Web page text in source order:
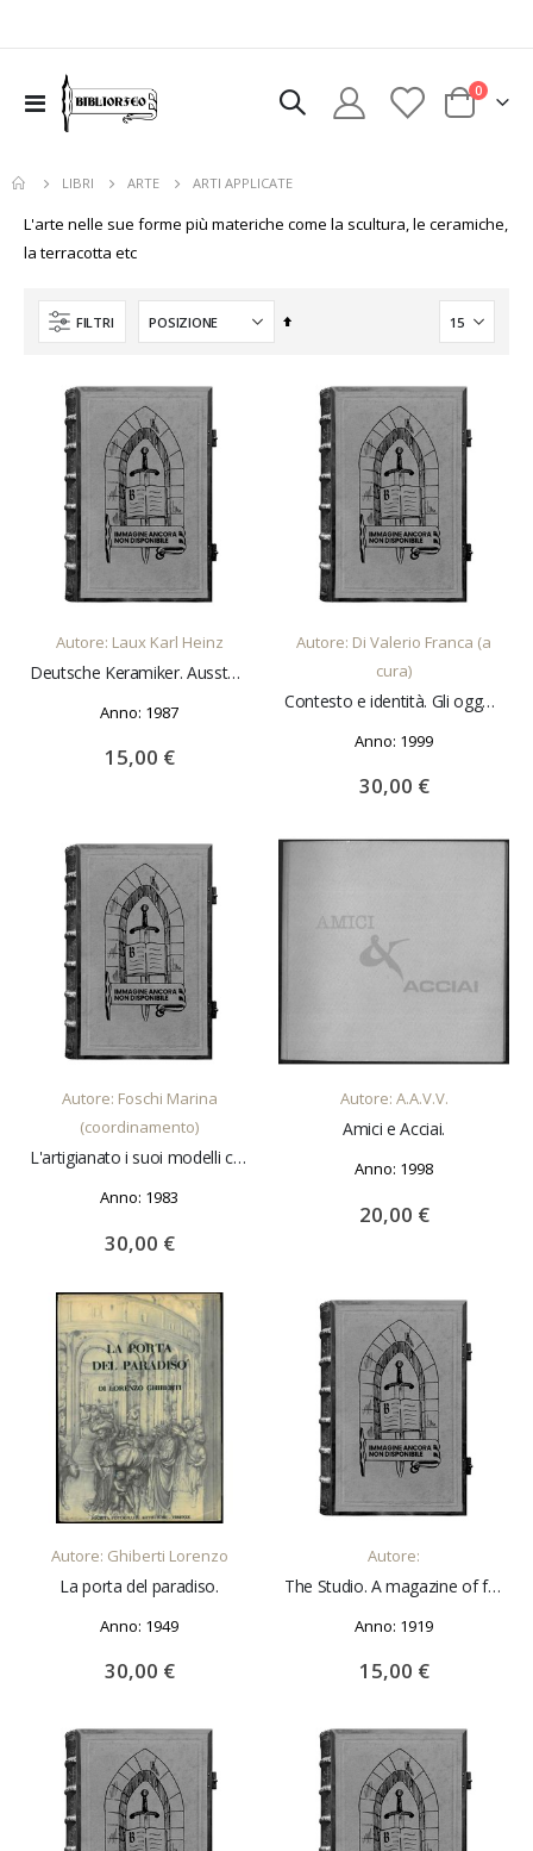
Toggle
Nav
Cart
0elementi
LIBRI ARTE ARTI APPLICATE
L'arte nelle sue forme più materiche come la scultura, le ceramiche,
la terracotta etc
FILTRI
Imposta
decrescente
AGGIUNGI AL CARRELLO
Autore: Laux Karl Heinz
Deutsche Keramiker. Ausstellung der Nationen. Ceramisti tedeschi. Mostra delle Nazioni. Faenza 1987
Anno: 1987
15,00 €
AGGIUNGI AL CARRELLO
Autore: Di Valerio Franca (a
cura)
Contesto e identità. Gli oggetti fuori e dentro i musei. Introduzione di Ezio Raimondi
Anno: 1999
30,00 €
AGGIUNGI AL CARRELLO
Autore: Foschi Marina
(coordinamento)
L'artigianato i suoi modelli culturali la città storica. Manutenzione e sostituzione
Anno: 1983
30,00 €
Autore: A.A.V.V.
Amici e Acciai.
Anno: 1998
20,00 €
AGGIUNGI AL CARRELLO
Autore: Ghiberti Lorenzo
La porta del paradiso.
Anno: 1949
30,00 €
AGGIUNGI AL CARRELLO
Autore:
The Studio. A magazine of fine and applied art. Vol. 77, No. 317, August 1919
Anno: 1919
15,00 €